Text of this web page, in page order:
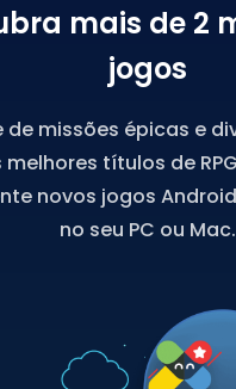
mais de 2
jogos
de missões épicas e
melhores títulos de
novos jogos
no seu PC ou Mac.